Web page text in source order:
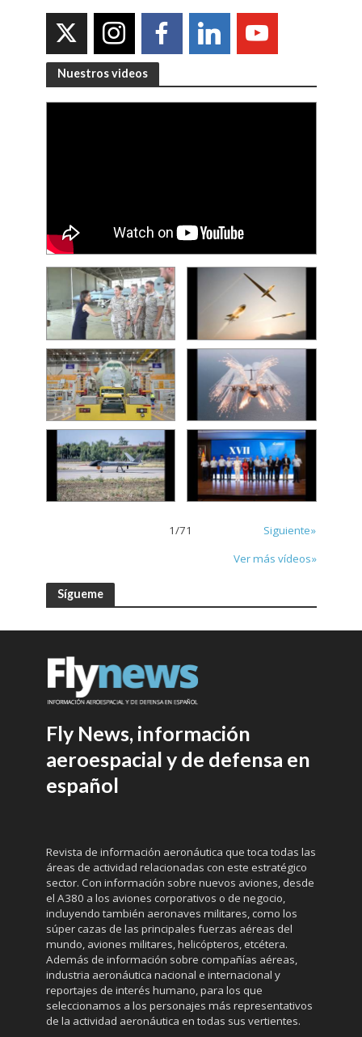
Nuestros videos
1/71
Siguiente»
Ver más vídeos»
Sígueme
Fly News, información
aeroespacial y de defensa en
español
Revista de información aeronáutica que toca todas las
áreas de actividad relacionadas con este estratégico
sector. Con información sobre nuevos aviones, desde
el A380 a los aviones corporativos o de negocio,
incluyendo también aeronaves militares, como los
súper cazas de las principales fuerzas aéreas del
mundo, aviones militares, helicópteros, etcétera.
Además de información sobre compañías aéreas,
industria aeronáutica nacional e internacional y
reportajes de interés humano, para los que
seleccionamos a los personajes más representativos
de la actividad aeronáutica en todas sus vertientes.